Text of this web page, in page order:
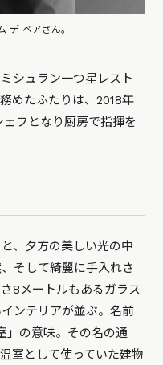
デ ベアさん。
シュラン一つ星レスト
めたふたりは、2018年
フとなり厨房で指揮を
、夕方の美しい光の中
そして綺麗に手入れさ
8メートルもあるガラス
ンテリアが並ぶ。名前
」の意味。その名の通
室として使っていた建物